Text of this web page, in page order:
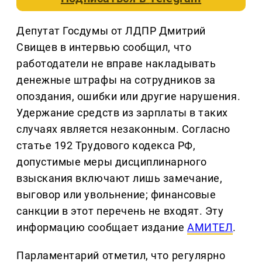
Депутат Госдумы от ЛДПР Дмитрий
Свищев в интервью сообщил, что
работодатели не вправе накладывать
денежные штрафы на сотрудников за
опоздания, ошибки или другие нарушения.
Удержание средств из зарплаты в таких
случаях является незаконным. Согласно
статье 192 Трудового кодекса РФ,
допустимые меры дисциплинарного
взыскания включают лишь замечание,
выговор или увольнение; финансовые
санкции в этот перечень не входят. Эту
информацию сообщает изданиеАМИТЕЛ.
Парламентарий отметил, что регулярно